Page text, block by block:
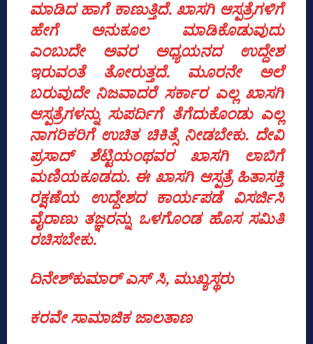
ಮಾಡಿದ ಹಾಗೆ ಕಾಣುತ್ತಿದೆ. ಖಾಸಗಿ ಆಸ್ಪತ್ರೆಗಳಿಗೆ
ಹೇಗೆ ಅನುಕೂಲ ಮಾಡಿಕೊಡುವುದು
ಎಂಬುದೇ ಅವರ ಅಧ್ಯಯನದ ಉದ್ದೇಶ
ಇರುವಂತೆ ತೋರುತ್ತದೆ. ಮೂರನೇ ಅಲೆ
ಬರುವುದೇ ನಿಜವಾದರೆ ಸರ್ಕಾರ ಎಲ್ಲ ಖಾಸಗಿ
ಆಸ್ಪತ್ರೆಗಳನ್ನು ಸುಪರ್ದಿಗೆ ತೆಗೆದುಕೊಂಡು ಎಲ್ಲ
ನಾಗರಿಕರಿಗೆ ಉಚಿತ ಚಿಕಿತ್ಸೆ ನೀಡಬೇಕು. ದೇವಿ
ಪ್ರಸಾದ್ ಶೆಟ್ಟಿಯಂಥವರ ಖಾಸಗಿ ಲಾಬಿಗೆ
ಮಣಿಯಕೂಡದು. ಈ ಖಾಸಗಿ ಆಸ್ಪತ್ರೆ ಹಿತಾಸಕ್ತಿ
ರಕ್ಷಣೆಯ ಉದ್ದೇಶದ ಕಾರ್ಯಪಡೆ ವಿಸರ್ಜಿಸಿ
ವೈರಾಣು ತಜ್ಞರನ್ನು ಒಳಗೊಂಡ ಹೊಸ ಸಮಿತಿ
ರಚಿಸಬೇಕು‌.
ದಿನೇಶ್‌ಕುಮಾರ್‌ ಎಸ್‌ ಸಿ, ಮುಖ್ಯಸ್ಥರು
ಕರವೇ ಸಾಮಾಜಿಕ ಜಾಲತಾಣ